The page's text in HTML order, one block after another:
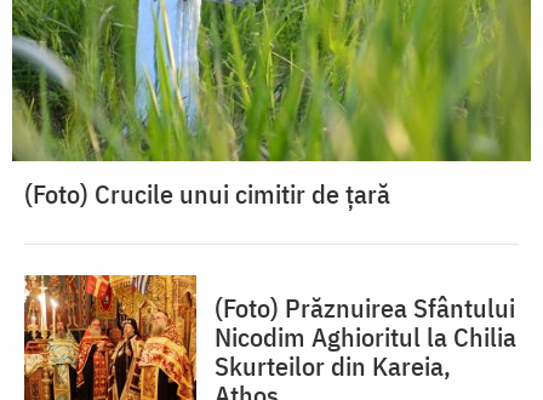
(Foto) Crucile unui cimitir de țară
(Foto) Prăznuirea Sfântului
Nicodim Aghioritul la Chilia
Skurteilor din Kareia,